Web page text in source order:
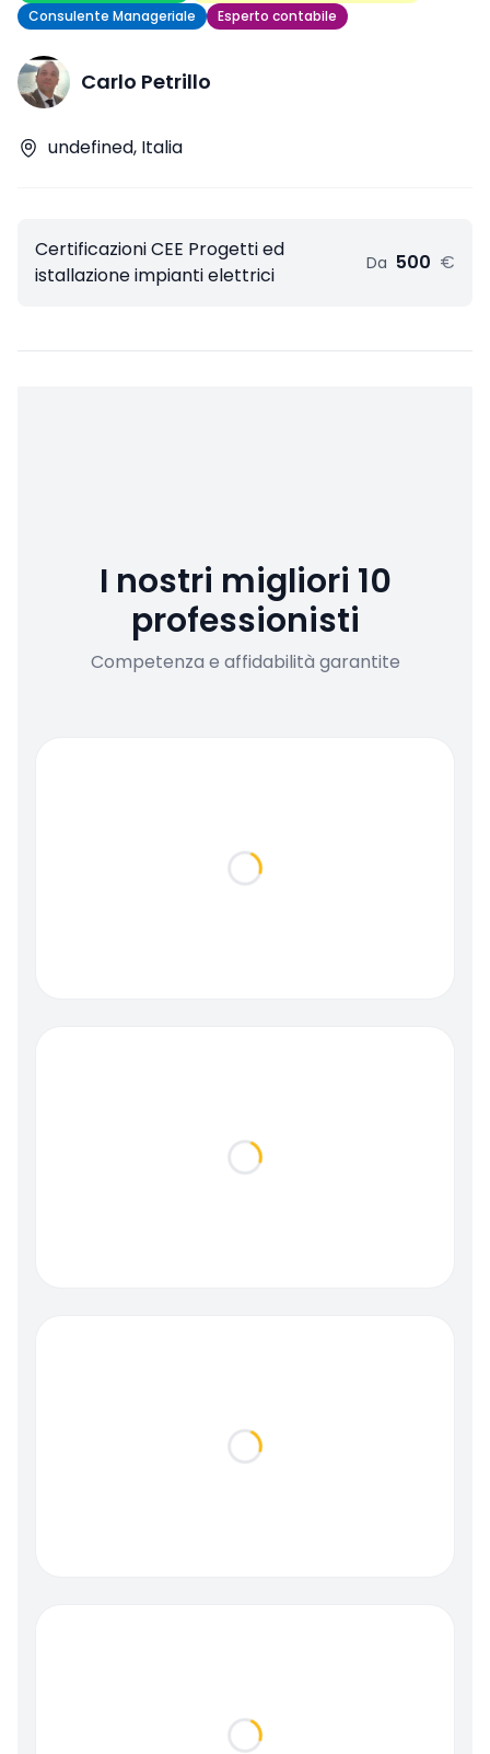
Consulente Manageriale
Esperto contabile
Carlo Petrillo
undefined, Italia
Certificazioni CEE Progetti ed
istallazione impianti elettrici
Da 500 €
I nostri migliori 10
professionisti
Competenza e affidabilità garantite
Loading...
Loading...
Loading...
Loading...